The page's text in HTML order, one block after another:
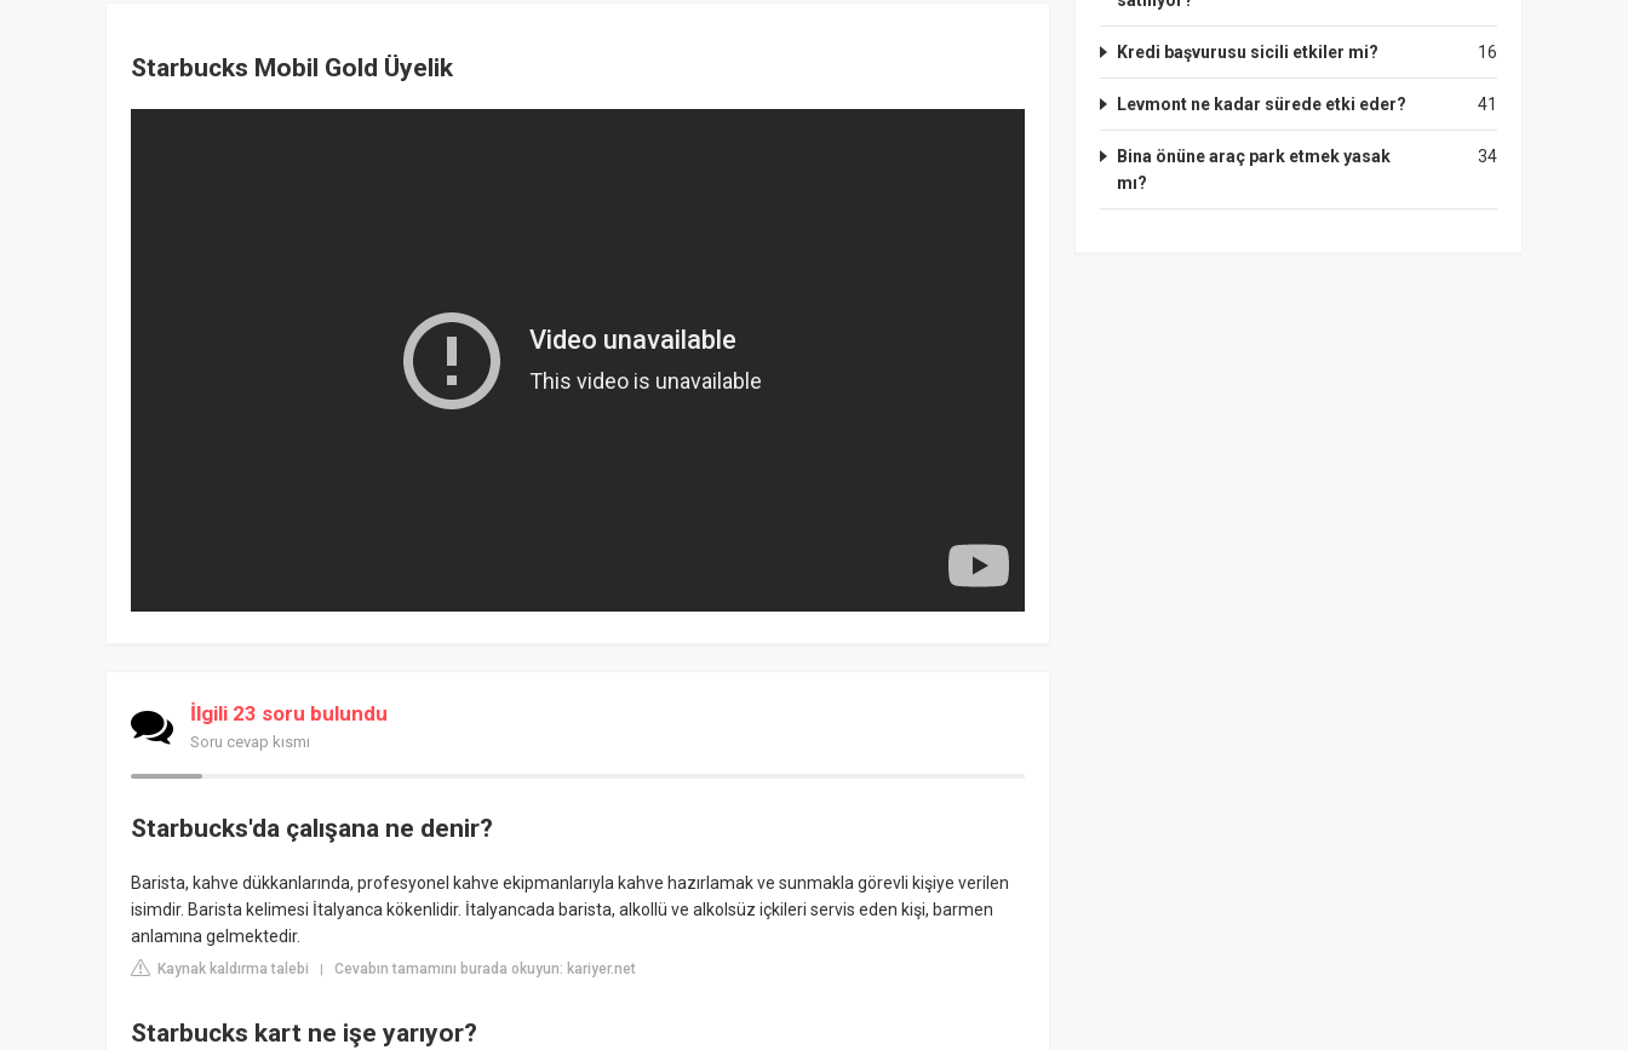
Starbucks Mobil Gold Üyelik
İlgili 23 soru bulundu
Soru cevap kısmı
Starbucks'da çalışana ne denir?
Barista, kahve dükkanlarında, profesyonel kahve ekipmanlarıyla kahve hazırlamak ve sunmakla görevli kişiye verilen
isimdir. Barista kelimesi İtalyanca kökenlidir. İtalyancada barista, alkollü ve alkolsüz içkileri servis eden kişi, barmen
anlamına gelmektedir.
Kaynak kaldırma talebi | Cevabın tamamını burada okuyun: kariyer.net
Starbucks kart ne işe yarıyor?
16
Kredi başvurusu sicili etkiler mi?
41
Levmont ne kadar sürede etki eder?
34
Bina önüne araç park etmek yasak
mı?